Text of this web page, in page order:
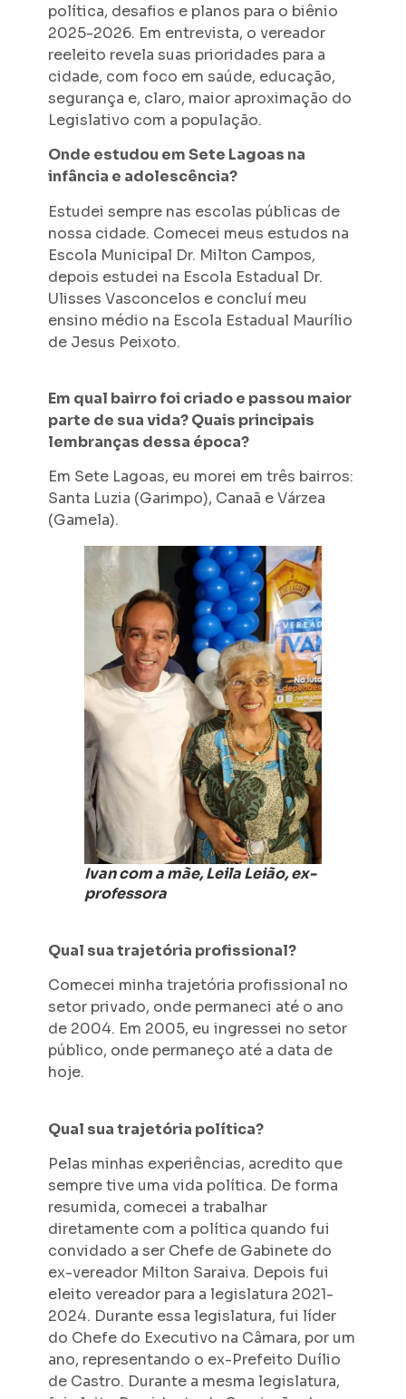
política, desafios e planos para o biênio
2025-2026. Em entrevista, o vereador
reeleito revela suas prioridades para a
cidade, com foco em saúde, educação,
segurança e, claro, maior aproximação do
Legislativo com a população.
Onde estudou em Sete Lagoas na
infância e adolescência?
Estudei sempre nas escolas públicas de
nossa cidade. Comecei meus estudos na
Escola Municipal Dr. Milton Campos,
depois estudei na Escola Estadual Dr.
Ulisses Vasconcelos e concluí meu
ensino médio na Escola Estadual Maurílio
de Jesus Peixoto.
Em qual bairro foi criado e passou maior
parte de sua vida? Quais principais
lembranças dessa época?
Em Sete Lagoas, eu morei em três bairros:
Santa Luzia (Garimpo), Canaã e Várzea
(Gamela).
Ivan com a mãe, Leila Leião, ex-
professora
Qual sua trajetória profissional?
Comecei minha trajetória profissional no
setor privado, onde permaneci até o ano
de 2004. Em 2005, eu ingressei no setor
público, onde permaneço até a data de
hoje.
Qual sua trajetória política?
Pelas minhas experiências, acredito que
sempre tive uma vida política. De forma
resumida, comecei a trabalhar
diretamente com a política quando fui
convidado a ser Chefe de Gabinete do
ex-vereador Milton Saraiva. Depois fui
eleito vereador para a legislatura 2021-
2024. Durante essa legislatura, fui líder
do Chefe do Executivo na Câmara, por um
ano, representando o ex-Prefeito Duílio
de Castro. Durante a mesma legislatura,